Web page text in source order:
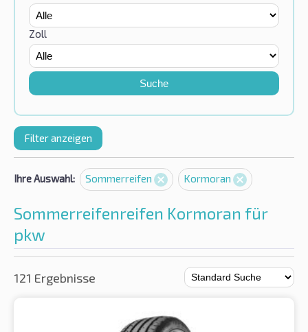
Zoll
Suche
Filter anzeigen
Ihre Auswahl: Sommerreifen Kormoran
Sommerreifenreifen Kormoran für
pkw
121 Ergebnisse